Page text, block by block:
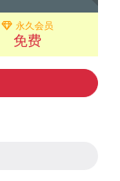
永久会员
免费